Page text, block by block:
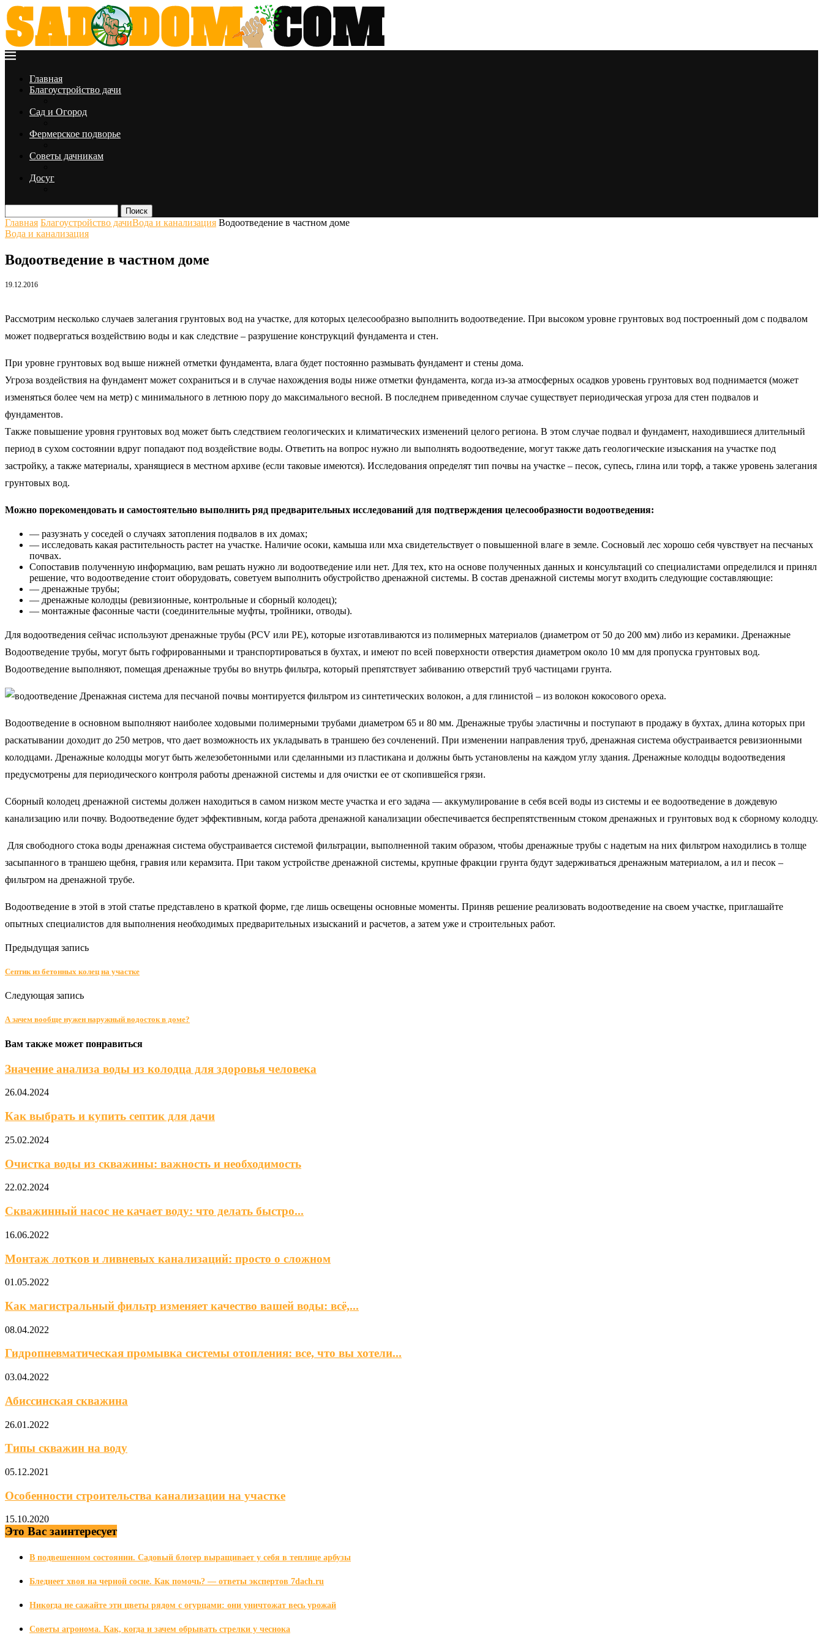
Главная
Благоустройство дачи
Сад и Огород
Фермерское подворье
Советы дачникам
Досуг
Поиск
Главная Благоустройство дачиВода и канализация Водоотведение в частном доме
Вода и канализация
Водоотведение в частном доме
19.12.2016
Рассмотрим несколько случаев залегания грунтовых вод на участке, для которых целесообразно выполнить водоотведение. При высоком уровне грунтовых вод построенный дом с подвалом
может подвергаться воздействию воды и как следствие – разрушение конструкций фундамента и стен.
При уровне грунтовых вод выше нижней отметки фундамента, влага будет постоянно размывать фундамент и стены дома.
Угроза воздействия на фундамент может сохраниться и в случае нахождения воды ниже отметки фундамента, когда из-за атмосферных осадков уровень грунтовых вод поднимается (может
изменяться более чем на метр) с минимального в летнюю пору до максимального весной. В последнем приведенном случае существует периодическая угроза для стен подвалов и
фундаментов.
Также повышение уровня грунтовых вод может быть следствием геологических и климатических изменений целого региона. В этом случае подвал и фундамент, находившиеся длительный
период в сухом состоянии вдруг попадают под воздействие воды. Ответить на вопрос нужно ли выполнять водоотведение, могут также дать геологические изыскания на участке под
застройку, а также материалы, хранящиеся в местном архиве (если таковые имеются). Исследования определят тип почвы на участке – песок, супесь, глина или торф, а также уровень залегания
грунтовых вод.
Можно порекомендовать и самостоятельно выполнить ряд предварительных исследований для подтверждения целесообразности водоотведения:
— разузнать у соседей о случаях затопления подвалов в их домах;
— исследовать какая растительность растет на участке. Наличие осоки, камыша или мха свидетельствует о повышенной влаге в земле. Сосновый лес хорошо себя чувствует на песчаных
почвах.
Сопоставив полученную информацию, вам решать нужно ли водоотведение или нет. Для тех, кто на основе полученных данных и консультаций со специалистами определился и принял
решение, что водоотведение стоит оборудовать, советуем выполнить обустройство дренажной системы. В состав дренажной системы могут входить следующие составляющие:
— дренажные трубы;
— дренажные колодцы (ревизионные, контрольные и сборный колодец);
— монтажные фасонные части (соединительные муфты, тройники, отводы).
Для водоотведения сейчас используют дренажные трубы (PCV или PE), которые изготавливаются из полимерных материалов (диаметром от 50 до 200 мм) либо из керамики. Дренажные
Водоотведение трубы, могут быть гофрированными и транспортироваться в бухтах, и имеют по всей поверхности отверстия диаметром около 10 мм для пропуска грунтовых вод.
Водоотведение выполняют, помещая дренажные трубы во внутрь фильтра, который препятствует забиванию отверстий труб частицами грунта.
Дренажная система для песчаной почвы монтируется фильтром из синтетических волокон, а для глинистой – из волокон кокосового ореха.
Водоотведение в основном выполняют наиболее ходовыми полимерными трубами диаметром 65 и 80 мм. Дренажные трубы эластичны и поступают в продажу в бухтах, длина которых при
раскатывании доходит до 250 метров, что дает возможность их укладывать в траншею без сочленений. При изменении направления труб, дренажная система обустраивается ревизионными
колодцами. Дренажные колодцы могут быть железобетонными или сделанными из пластикана и должны быть установлены на каждом углу здания. Дренажные колодцы водоотведения
предусмотрены для периодического контроля работы дренажной системы и для очистки ее от скопившейся грязи.
Сборный колодец дренажной системы должен находиться в самом низком месте участка и его задача — аккумулирование в себя всей воды из системы и ее водоотведение в дождевую
канализацию или почву. Водоотведение будет эффективным, когда работа дренажной канализации обеспечивается беспрепятственным стоком дренажных и грунтовых вод к сборному колодцу.
Для свободного стока воды дренажная система обустраивается системой фильтрации, выполненной таким образом, чтобы дренажные трубы с надетым на них фильтром находились в толще
засыпанного в траншею щебня, гравия или керамзита. При таком устройстве дренажной системы, крупные фракции грунта будут задерживаться дренажным материалом, а ил и песок –
фильтром на дренажной трубе.
Водоотведение в этой в этой статье представлено в краткой форме, где лишь освещены основные моменты. Приняв решение реализовать водоотведение на своем участке, приглашайте
опытных специалистов для выполнения необходимых предварительных изысканий и расчетов, а затем уже и строительных работ.
Предыдущая запись
Септик из бетонных колец на участке
Следующая запись
А зачем вообще нужен наружный водосток в доме?
Вам также может понравиться
Значение анализа воды из колодца для здоровья человека
26.04.2024
Как выбрать и купить септик для дачи
25.02.2024
Очистка воды из скважины: важность и необходимость
22.02.2024
Скважинный насос не качает воду: что делать быстро...
16.06.2022
Монтаж лотков и ливневых канализаций: просто о сложном
01.05.2022
Как магистральный фильтр изменяет качество вашей воды: всё,...
08.04.2022
Гидропневматическая промывка системы отопления: все, что вы хотели...
03.04.2022
Абиссинская скважина
26.01.2022
Типы скважин на воду
05.12.2021
Особенности строительства канализации на участке
15.10.2020
Это Вас заинтересует
В подвешенном состоянии. Садовый блогер выращивает у себя в теплице арбузы
Бледнеет хвоя на черной сосне. Как помочь? — ответы экспертов 7dach.ru
Никогда не сажайте эти цветы рядом с огурцами: они уничтожат весь урожай
Советы агронома. Как, когда и зачем обрывать стрелки у чеснока